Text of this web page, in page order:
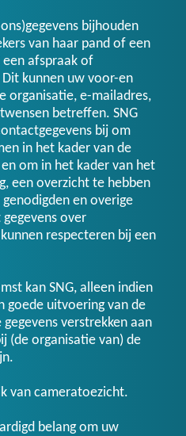
bijhouden
van haar pand of een
een afspraak of
kunnen uw voor-en
organisatie, e-mailadres,
betreffen. SNG
bij om
in het kader van de
om in het kader van het
een overzicht te hebben
en overige
over
respecteren bij een
kan SNG, alleen indien
goede uitvoering van de
verstrekken aan
(de organisatie van) de
van cameratoezicht.
belang om uw